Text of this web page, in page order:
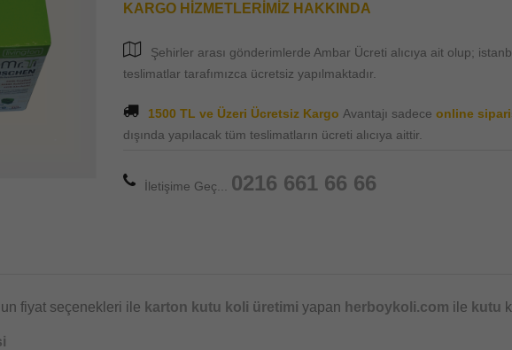
KARGO HİZMETLERİMİZ HAKKINDA
Şehirler arası gönderimlerde Ambar Ücreti alıcıya ait olup;
teslimatlar tarafımızca ücretsiz yapılmaktadır.
1500 TL ve Üzeri Ücretsiz Kargo Avantajı sadece online
dışında yapılacak tüm teslimatların ücreti alıcıya aittir.
İletişime Geç... 0216 661 66 66
fiyat seçenekleri ile karton kutu koli üretimi yapan herboykoli.com ile kutu